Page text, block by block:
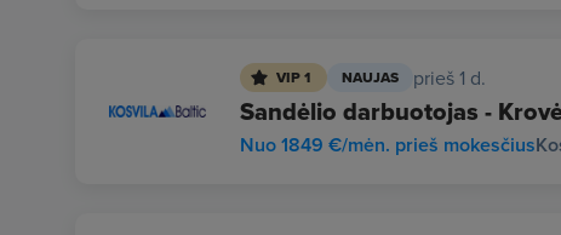
VIP 1 NAUJAS prieš 1 d.
Sandėlio darbuotojas -
Nuo 1849 €/mėn. prieš mokesčius